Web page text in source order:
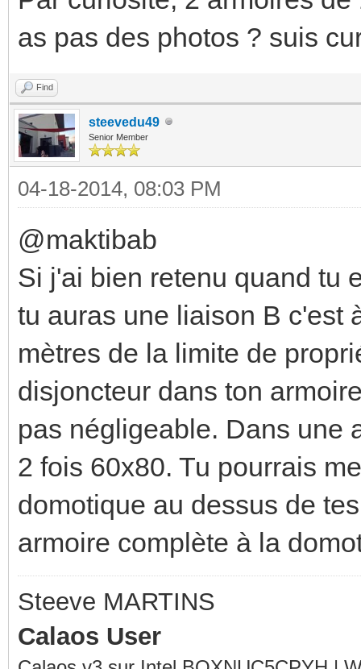
as pas des photos ? suis
Find
steevedu49
Senior Member
04-18-2014, 08:03 PM
@maktibab
Si j'ai bien retenu quand tu
tu auras une liaison B c'est
mètres de la limite de
disjoncteur dans ton
pas négligeable. Dans une
2 fois 60x80. Tu pourrais
domotique au dessus de
armoire complète à la
Steeve MARTINS
Calaos User